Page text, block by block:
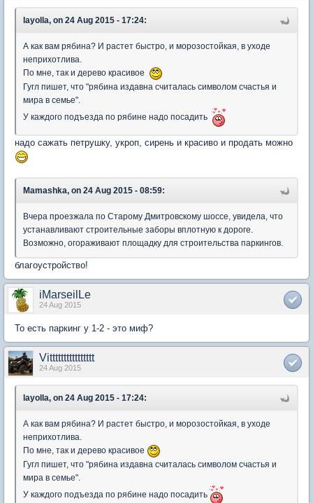
layolla, on 24 Aug 2015 - 17:24:
А как вам рябина? И растет быстро, и морозостойкая, в уходе
неприхотлива.
По мне, так и дерево красивое
Гугл пишет, что "рябина издавна считалась символом счастья и
мира в семье".
У каждого подъезда по рябине надо посадить
надо сажать петрушку, укроп, сирень и красиво и продать можно
Mamashka, on 24 Aug 2015 - 08:59:
Вчера проезжала по Старому Дмитровскому шоссе, увидела, что
устанавливают строительные заборы вплотную к дороге.
Возможно, огораживают площадку для строительства паркингов.
благоустройство!
iMarseilLe
24 Aug 2015
То есть паркинг у 1-2 - это миф?
Vitttttttttttttttt
24 Aug 2015
layolla, on 24 Aug 2015 - 17:24:
А как вам рябина? И растет быстро, и морозостойкая, в уходе
неприхотлива.
По мне, так и дерево красивое
Гугл пишет, что "рябина издавна считалась символом счастья и
мира в семье".
У каждого подъезда по рябине надо посадить